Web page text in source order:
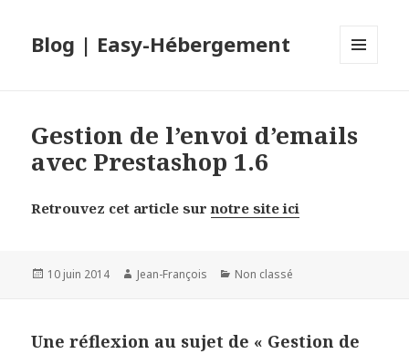
Blog | Easy-Hébergement
Gestion de l’envoi d’emails
avec Prestashop 1.6
Retrouvez cet article surnotre site ici
Publié
10 juin 2014 Auteur
Jean-François Catégories
Non classé
Une réflexion au sujet de « Gestion de